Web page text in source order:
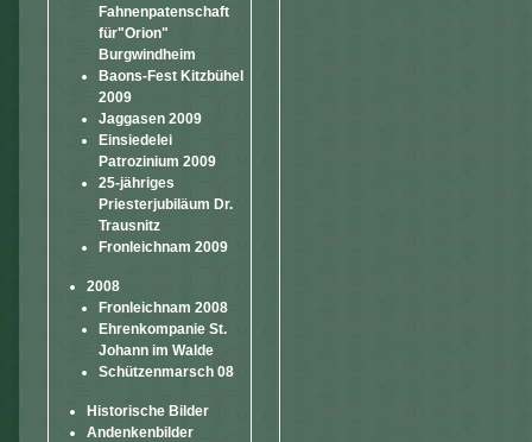
Fahnenpatenschaft
für"Orion"
Burgwindheim
Baons-Fest Kitzbühel
2009
Jaggasen 2009
Einsiedelei
Patrozinium 2009
25-jähriges
Priesterjubiläum Dr.
Trausnitz
Fronleichnam 2009
2008
Fronleichnam 2008
Ehrenkompanie St.
Johann im Walde
Schützenmarsch 08
Historische Bilder
Andenkenbilder